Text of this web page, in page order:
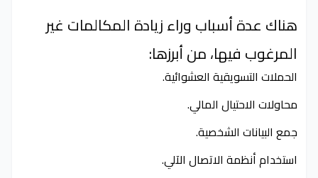
هناك عدة أسباب وراء زيادة المكالمات غير
المرغوب فيها، من أبرزها:
الحملات التسويقية العشوائية.
محاولات الاحتيال المالي.
جمع البيانات الشخصية.
استخدام أنظمة الاتصال الآلي.